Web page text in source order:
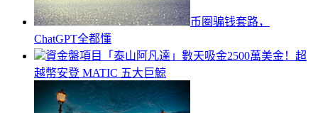
币圈骗钱套路，
ChatGPT全都懂
資金盤項目「泰山阿凡達」數天吸金2500萬美金！超
越幣安登 MATIC 五大巨鯨